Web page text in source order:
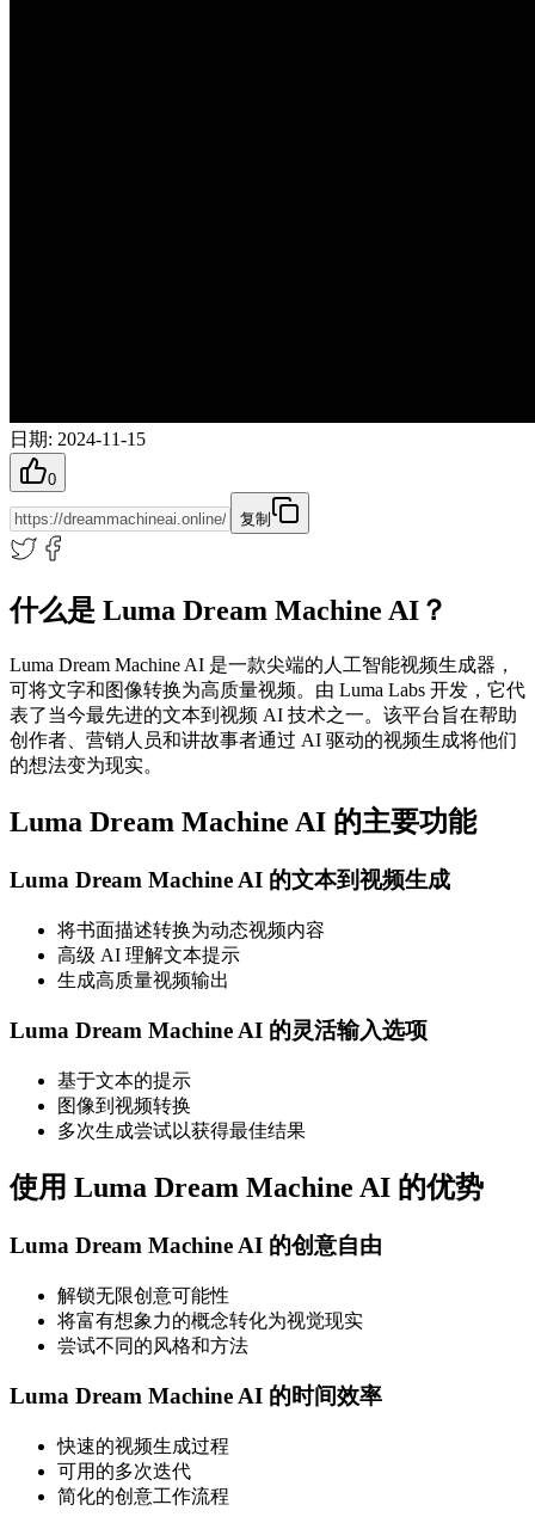
日期: 2024-11-15
0
复制
什么是 Luma Dream Machine AI？
Luma Dream Machine AI 是一款尖端的人工智能视频生成器，
可将文字和图像转换为高质量视频。由 Luma Labs 开发，它代
表了当今最先进的文本到视频 AI 技术之一。该平台旨在帮助
创作者、营销人员和讲故事者通过 AI 驱动的视频生成将他们
的想法变为现实。
Luma Dream Machine AI 的主要功能
Luma Dream Machine AI 的文本到视频生成
将书面描述转换为动态视频内容
高级 AI 理解文本提示
生成高质量视频输出
Luma Dream Machine AI 的灵活输入选项
基于文本的提示
图像到视频转换
多次生成尝试以获得最佳结果
使用 Luma Dream Machine AI 的优势
Luma Dream Machine AI 的创意自由
解锁无限创意可能性
将富有想象力的概念转化为视觉现实
尝试不同的风格和方法
Luma Dream Machine AI 的时间效率
快速的视频生成过程
可用的多次迭代
简化的创意工作流程